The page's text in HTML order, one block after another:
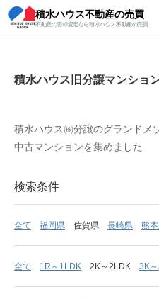
積水ハウス不動産の売買
不動産の売却査定なら積水ハウス不動産の売買
積水ハウス旧分
積水ハウス旧分譲マンショ
積水ハウス㈱分譲のグランドメ
中古マンションを集めました
検索条件
全て 福岡県 佐賀県 長崎県 熊
全て 1R～1LDK 2K～2LDK 3K